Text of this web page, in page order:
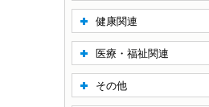
健康関連
医療・福祉関連
その他